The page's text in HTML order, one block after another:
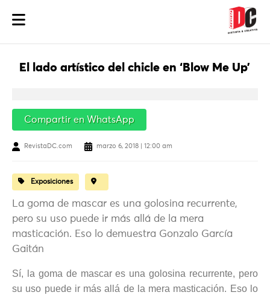
El lado artístico del chicle en ‘Blow Me Up’
Compartir en WhatsApp
RevistaDC.com marzo 6, 2018 | 12:00 am
Exposiciones
La goma de mascar es una golosina recurrente,
pero su uso puede ir más allá de la mera
masticación. Eso lo demuestra Gonzalo García
Gaitán
Sí, la goma de mascar es una golosina recurrente, pero
su uso puede ir más allá de la mera masticación. Eso lo